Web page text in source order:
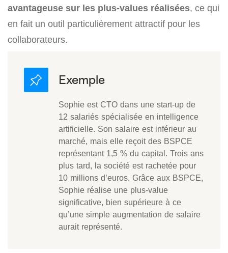
avantageuse sur les plus-values réalisées, ce qui
en fait un outil particulièrement attractif pour les
collaborateurs.
Sophie est CTO dans une start-up de
12 salariés spécialisée en intelligence
artificielle. Son salaire est inférieur au
marché, mais elle reçoit des BSPCE
représentant 1,5 % du capital. Trois ans
plus tard, la société est rachetée pour
10 millions d’euros. Grâce aux BSPCE,
Sophie réalise une plus-value
significative, bien supérieure à ce
qu’une simple augmentation de salaire
aurait représenté.